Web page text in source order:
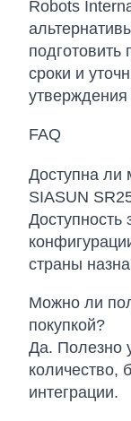
Robots
подготовить
сроки и
FAQ
Доступна ли
SIASUN
Доступность
страны
Можно ли
покупкой?
Да. Полезно
количество,
интеграции.